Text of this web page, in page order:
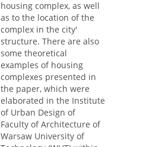
housing complex, as well
as to the location of the
complex in the city'
structure. There are also
some theoretical
examples of housing
complexes presented in
the paper, which were
elaborated in the Institute
of Urban Design of
Faculty of Architecture of
Warsaw University of